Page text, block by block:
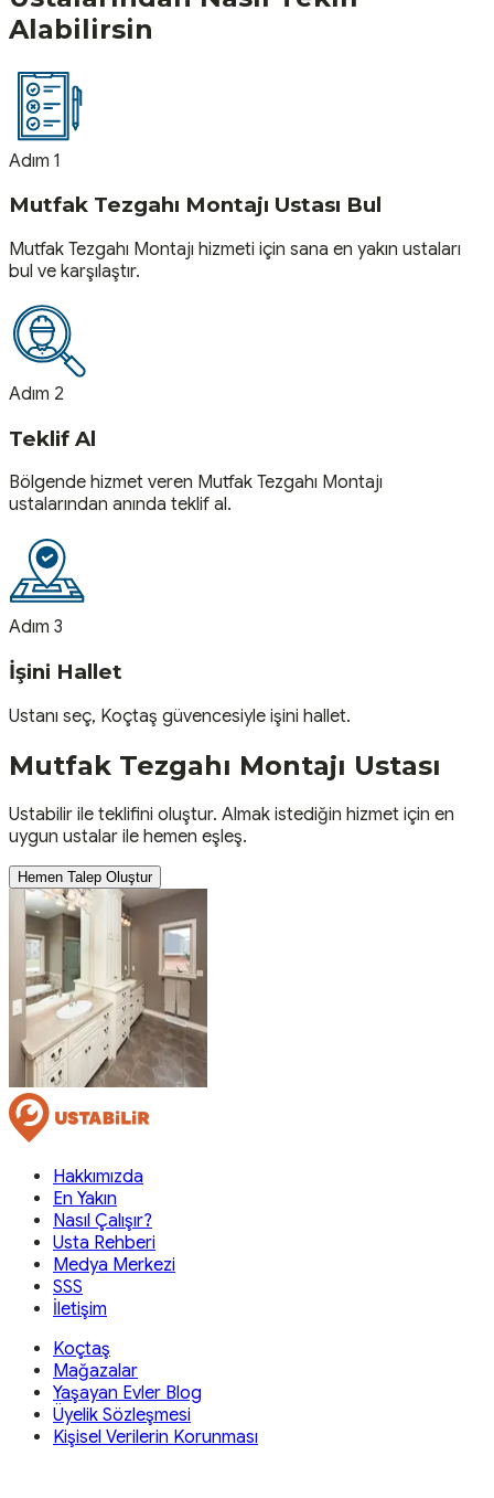
Alabilirsin
Adım 1
Mutfak Tezgahı Montajı Ustası Bul
Mutfak Tezgahı Montajı hizmeti için sana en yakın ustaları
bul ve karşılaştır.
Adım 2
Teklif Al
Bölgende hizmet veren Mutfak Tezgahı Montajı
ustalarından anında teklif al.
Adım 3
İşini Hallet
Ustanı seç, Koçtaş güvencesiyle işini hallet.
Mutfak Tezgahı Montajı Ustası
Ustabilir ile teklifini oluştur. Almak istediğin hizmet için en
uygun ustalar ile hemen eşleş.
Hemen Talep Oluştur
Hakkımızda
En Yakın
Nasıl Çalışır?
Usta Rehberi
Medya Merkezi
SSS
İletişim
Koçtaş
Mağazalar
Yaşayan Evler Blog
Üyelik Sözleşmesi
Kişisel Verilerin Korunması